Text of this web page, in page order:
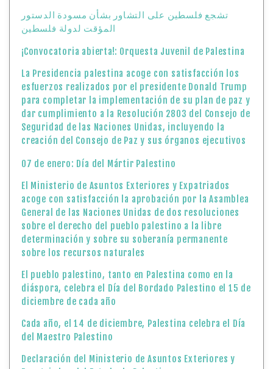
تشجع فلسطين على التشاور بشأن مسودة الدستور
المؤقت لدولة فلسطين
¡Convocatoria abierta!: Orquesta Juvenil de Palestina
La Presidencia palestina acoge con satisfacción los
esfuerzos realizados por el presidente Donald Trump
para completar la implementación de su plan de paz y
dar cumplimiento a la Resolución 2803 del Consejo de
Seguridad de las Naciones Unidas, incluyendo la
creación del Consejo de Paz y sus órganos ejecutivos
07 de enero: Día del Mártir Palestino
El Ministerio de Asuntos Exteriores y Expatriados
acoge con satisfacción la aprobación por la Asamblea
General de las Naciones Unidas de dos resoluciones
sobre el derecho del pueblo palestino a la libre
determinación y sobre su soberanía permanente
sobre los recursos naturales
El pueblo palestino, tanto en Palestina como en la
diáspora, celebra el Día del Bordado Palestino el 15 de
diciembre de cada año
Cada año, el 14 de diciembre, Palestina celebra el Día
del Maestro Palestino
Declaración del Ministerio de Asuntos Exteriores y